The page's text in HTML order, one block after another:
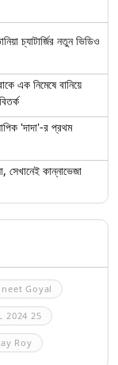
চ্যাটার্জির নতুন ভিডিও
নিমেষে বানিয়ে
'দাদা'-র প্রথম
কান্নাভেজা
Goyal
2024 25
Roy